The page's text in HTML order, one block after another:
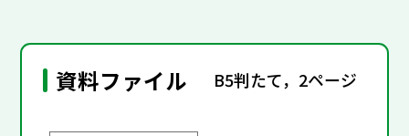
資料ファイル B5判たて，2ページ